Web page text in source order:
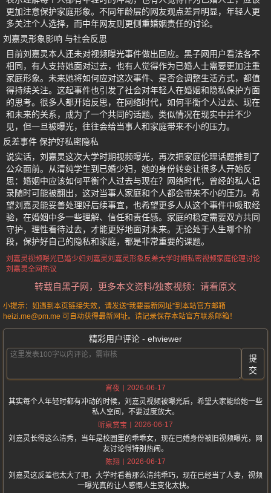
更加注意保护家庭形象。不同年龄层的网友观点差异明显，年轻人更
多关注个人选择，而中年网友则更侧重婚姻责任的讨论。
刘嘉灵形象影响 与社会反思
目前刘嘉灵本人还未对视频曝光事件做出回应。黑子网用户看法各不
相同，有人支持她面对过去，也有人觉得作为已婚人士需要更加注重
家庭形象。未来她将如何应对这次事件、是否会调整生活方式，都值
得持续关注。这起事件也引发了社会对年轻人在婚姻和隐私保护方面
的思考。很多人都开始反思，在网络时代，如何平衡个人过去、现在
和未来的关系，成为了一个共同的话题。类似情况在现实中并不少
见，但一旦被曝光，往往会给当事人和家庭带来不小的压力。
反差事件 保护好私密隐私
说实话，刘嘉灵这次大学时期视频曝光，再次把家庭伦理话题推到了
公众面前。从清纯学生到已婚少妇，她的身份转变让很多人开始反
思：婚姻中应该如何平衡个人过去与现在？网络时代，曾经的私人记
录随时可能被翻出，这对当事人家庭和个人都会带来不小的压力。希
望刘嘉灵能妥善处理好后续事宜，也希望更多人从这个事件中吸取经
验，在婚姻中多一些理解、信任和责任感。家庭的稳定需要双方共同
守护，理性看待过去，才能更好地面对未来。无论处于人生哪个阶
段，保护好自己的隐私和家庭，都是非常重要的课题。
刘嘉灵视频曝光已婚少妇刘嘉灵刘嘉灵形象反差大学时期私密视频家庭伦理讨论
刘嘉灵全网热议
转载自黑子网，更多本文资料/独家视频：请看原文
小提示：如遇到本页链接失效，请发送“我要最新网址”到本站官方邮箱
heizi.me@pm.me 可自动获得最新网址。请记录保存本站官方联系邮箱！
精彩用户评论 - ehviewer
提
交
宵夜
2026-06-17
其实每个人年轻时都有冲动的时候，刘嘉灵视频被曝光后，希望大家能给她一些
私人空间，不要过度放大。
听泉赏宝
2026-06-17
刘嘉灵长得这么清秀，当年是校园里的乖乖女，现在已婚身份被旧视频曝光，网
友讨论得特别热闹。
陈翔
2026-06-17
刘嘉灵这反差也太大了吧，大学时看着那么清纯乖巧，现在已经当了人妻，视频
一曝光真的让人感慨人生变化太快。